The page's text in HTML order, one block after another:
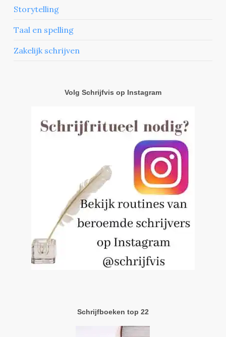
Storytelling
Taal en spelling
Zakelijk schrijven
Volg Schrijfvis op Instagram
Schrijfboeken top 22